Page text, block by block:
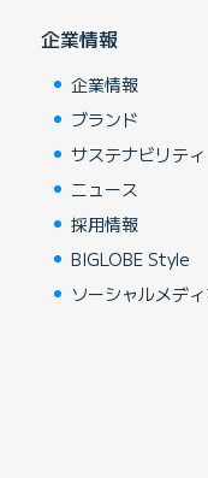
企業情報
企業情報
ブランド
サステナビリティ
ニュース
採用情報
BIGLOBE Style
ソーシャルメデ